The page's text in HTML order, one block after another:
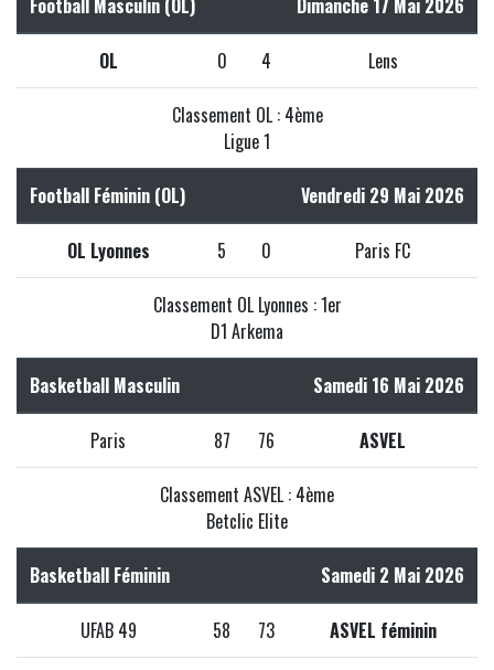
Football Masculin (OL) Dimanche 17 Mai 2026
OL 0 4 Lens
Classement OL : 4ème
Ligue 1
Football Féminin (OL) Vendredi 29 Mai 2026
OL Lyonnes 5 0 Paris FC
Classement OL Lyonnes : 1er
D1 Arkema
Basketball Masculin Samedi 16 Mai 2026
Paris 87 76 ASVEL
Classement ASVEL : 4ème
Betclic Elite
Basketball Féminin Samedi 2 Mai 2026
UFAB 49 58 73 ASVEL féminin